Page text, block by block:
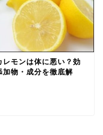
レモンは体に悪い？効
加物・成分を徹底解